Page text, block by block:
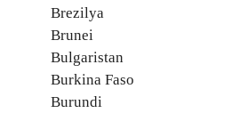
Brezilya
Brunei
Bulgaristan
Burkina Faso
Burundi